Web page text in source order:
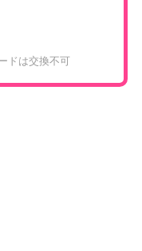
ドは交換不可